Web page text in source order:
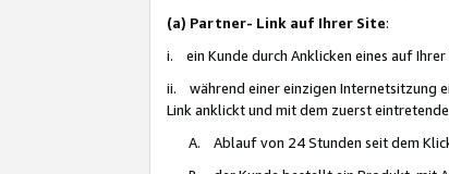
(a) Partner- Link auf Ihrer Site:
i. ein Kunde durch Anklicken eines auf
ii. während einer einzigen Internetsitzung
Link anklickt und mit dem zuerst
A. Ablauf von 24 Stunden seit dem